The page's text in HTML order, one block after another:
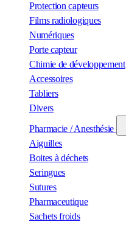
Protection capteurs
Films radiologiques
Numériques
Porte capteur
Chimie de développement
Accessoires
Tabliers
Divers
Pharmacie / Anesthésie
Aiguilles
Boites à déchets
Seringues
Sutures
Pharmaceutique
Sachets froids